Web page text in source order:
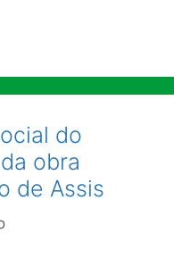
do
obra
de Assis